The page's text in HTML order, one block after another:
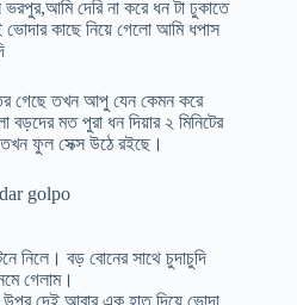
ভরপুর,আমি দেরি না করে ধন টা ঢুকাতে
কাছে নিয়ে গেলো আমি ধপাস
গেছে তখন আপু যেন কেমন করে
মত পুরা ধন দিয়ার ২ মিনিটের
ফুল সেক্স উঠে রইছে।
golpo
নিলে। বড় বোনের সাথে চুদাচুদি
গেলাম।